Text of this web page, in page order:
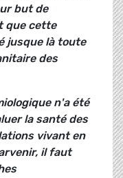
but de
que cette
jusque là toute
des
n'a été
la santé des
vivant en
il faut